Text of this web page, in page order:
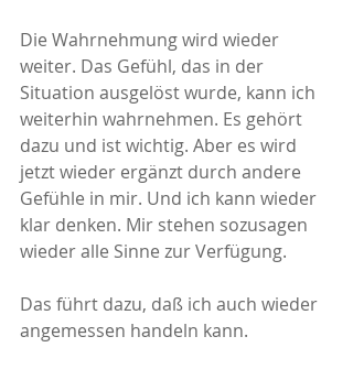
Die Wahrnehmung wird wieder
weiter. Das Gefühl, das in der
Situation ausgelöst wurde, kann ich
weiterhin wahrnehmen. Es gehört
dazu und ist wichtig. Aber es wird
jetzt wieder ergänzt durch andere
Gefühle in mir. Und ich kann wieder
klar denken. Mir stehen sozusagen
wieder alle Sinne zur Verfügung.
Das führt dazu, daß ich auch wieder
angemessen handeln kann.